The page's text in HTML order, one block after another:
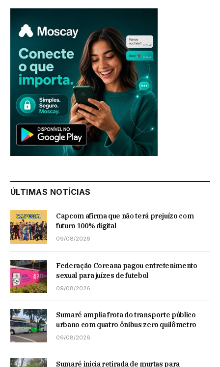
ÚLTIMAS NOTÍCIAS
Capcom afirma que não terá prejuízo com
futuro 100% digital
09/08/2026
Federação Coreana pagou entretenimento
sexual para juízes de futebol
09/08/2026
Sumaré amplia frota do transporte público
urbano com quatro ônibus zero quilômetro
09/08/2026
Sumaré inicia retirada de murtas para